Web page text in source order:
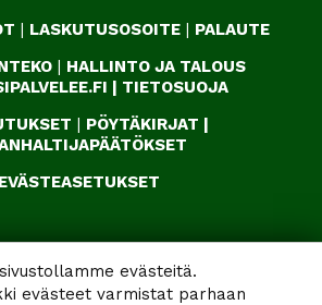
evästeitä.
evästeet varmistat parhaan
| LASKUTUSOSOITE | PALAUTE
| HALLINTO JA TALOUS
| TIETOSUOJA
| PÖYTÄKIRJAT |
EVÄSTEASETUKSET